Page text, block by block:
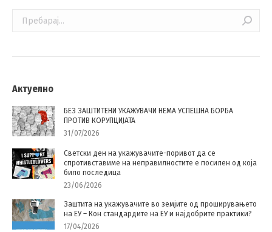
Актуелно
БЕЗ ЗАШТИТЕНИ УКАЖУВАЧИ НЕМА УСПЕШНА БОРБА
ПРОТИВ КОРУПЦИЈАТА
31/07/2026
Светски ден на укажувачите-поривот да се
спротивставиме на неправилностите е посилен од која
било последица
23/06/2026
Заштита на укажувачите во земјите од проширувањето
на ЕУ – Кон стандардите на ЕУ и најдобрите практики?
17/04/2026